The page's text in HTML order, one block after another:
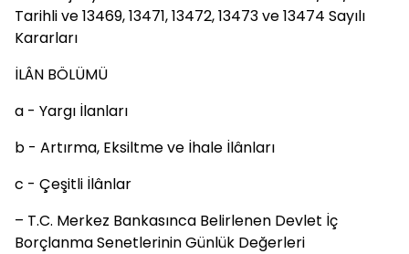
Tarihli ve 13469, 13471, 13472, 13473 ve 13474 Sayılı
Kararları
İLÂN BÖLÜMÜ
a - Yargı İlanları
b - Artırma, Eksiltme ve İhale İlânları
c - Çeşitli İlânlar
– T.C. Merkez Bankasınca Belirlenen Devlet İç
Borçlanma Senetlerinin Günlük Değerleri